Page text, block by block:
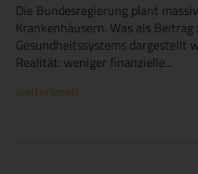
Die Bundesregierung plant
Krankenhäusern. Was als
Gesundheitssystems dargestellt
Realität: weniger finanzielle...
weiterlesen